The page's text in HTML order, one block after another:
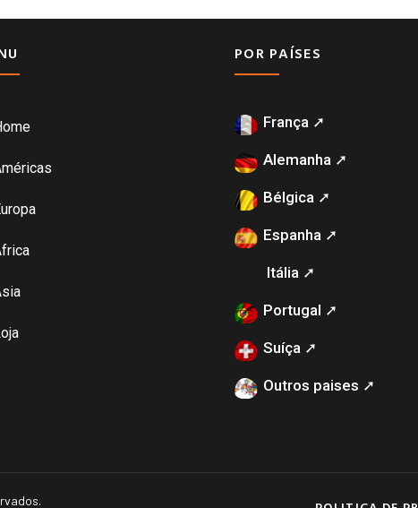
POR PAÍSES
França ➚
Alemanha ➚
Bélgica ➚
Espanha ➚
Itália ➚
Portugal ➚
Suíça ➚
Outros paises ➚